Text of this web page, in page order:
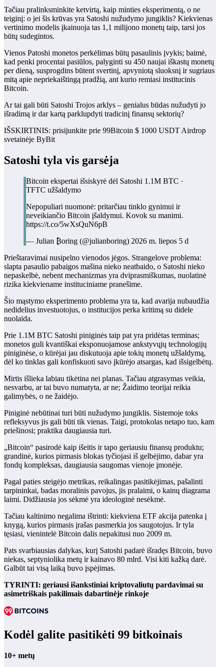
Tačiau pralinksminkite ketvirtą, kaip minties eksperimentą, o ne
teiginį: o jei šis krūvas yra Satoshi nužudymo jungiklis? Kiekvienas
vertinimo modelis įkainuoja tas 1,1 milijono monetų taip, tarsi jos
būtų sudegintos.
Vienos Patoshi monetos perkėlimas būtų pasaulinis įvykis; baimė,
kad penki procentai pasiūlos, palyginti su 450 naujai iškastų monetų
per dieną, susprogdins būtent svertinį, apvyniotą sluoksnį ir sugriaus
mitą apie nepriekaištingą pradžią, ant kurio remiasi institucinis
Bitcoin.
Ar tai gali būti Satoshi Trojos arklys – genialus būdas nužudyti jo
išradimą ir dar kartą parklupdyti tradicinį finansų sektorių?
IŠSKIRTINIS: prisijunkite prie 99Bitcoin $ 1000 USDT Airdrop
svetainėje ByBit
Satoshi tyla vis garsėja
Bitcoin ekspertai išsiskyrė dėl Satoshi 1.1M BTC ·
TFTC užšaldymo
Nepopuliari nuomonė: pritarčiau tinklo gynimui ir
neveikiančio Bitcoin įšaldymui. Kovok su manimi.
https://t.co/5wXsQuN6pB
— Julian ₿oring (@julianboring) 2026 m. liepos 5 d
Prieštaravimai nusipelno vienodos jėgos. Strangelove problema:
slapta pasaulio pabaigos mašina nieko neatbaido, o Satoshi nieko
nepaskelbė, nebent mechanizmas yra dviprasmiškumas, nuolatinė
rizika kiekviename instituciniame pranešime.
Šio mąstymo eksperimento problema yra ta, kad avarija nubaudžia
nedidelius investuotojus, o institucijos perka kritimą su didele
nuolaida.
Prie 1.1M BTC Satoshi piniginės taip pat yra pridėtas terminas;
monetos guli kvantiškai eksponuojamose ankstyvųjų technologijų
piniginėse, o kūrėjai jau diskutuoja apie tokių monetų užšaldymą,
dėl ko tinklas gali konfiskuoti savo įkūrėjo atsargas, kad išsigelbėtų.
Mirtis išlieka labiau tikėtina nei planas. Tačiau atgrasymas veikia,
nesvarbu, ar tai buvo numatyta, ar ne; Žaidimo teorijai reikia
galimybės, o ne žaidėjo.
Piniginė nebūtinai turi būti nužudymo jungiklis. Sistemoje toks
refleksyvus jis gali būti tik vienas. Taigi, protokolas netapo tuo, kam
priešinosi; praktika daugiausia turi.
„Bitcoin“ pasirodė kaip išeitis ir tapo geriausiu finansų produktu;
grandinė, kurios pirmasis blokas tyčiojasi iš gelbėjimo, dabar yra
fondų kompleksas, daugiausia saugomas vienoje įmonėje.
Pagal paties steigėjo metrikas, reikalingas pasitikėjimas, pašalinti
tarpininkai, badas moralinis pavojus, jis pralaimi, o kainų diagrama
laimi. Didžiausia jos sėkmė yra ideologinė nesėkmė.
Tačiau kaltinimo negalima ištrinti: kiekviena ETF akcija patenka į
knygą, kurios pirmasis įrašas pasmerkia jos saugotojus. Ir tyla
tęsiasi, vienintelė Bitcoin dalis nepakitusi nuo 2009 m.
Pats svarbiausias dalykas, kurį Satoshi padarė išradęs Bitcoin, buvo
niekas, septyniolika metų ir kainavo 80 mlrd. Visi kiti kažką darė.
Galbūt tai visą laiką buvo įspėjimas.
TYRINTI: geriausi išankstiniai kriptovaliutų pardavimai su
asimetriškais pakilimais dabartinėje rinkoje
Kodėl galite pasitikėti 99 bitkoinais
10+ metų